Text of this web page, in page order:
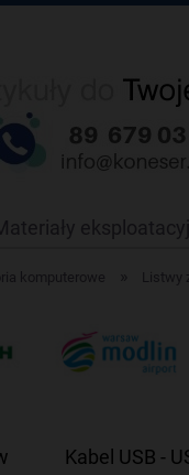
komputerowe Listwy
Kabel USB -